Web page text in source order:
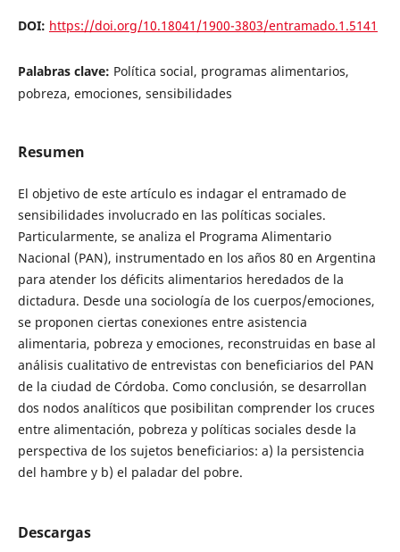
DOI: https://doi.org/10.18041/1900-3803/entramado.1.5141
Palabras clave: Política social, programas alimentarios,
pobreza, emociones, sensibilidades
Resumen
El objetivo de este artículo es indagar el entramado de
sensibilidades involucrado en las políticas sociales.
Particularmente, se analiza el Programa Alimentario
Nacional (PAN), instrumentado en los años 80 en Argentina
para atender los déficits alimentarios heredados de la
dictadura. Desde una sociología de los cuerpos/emociones,
se proponen ciertas conexiones entre asistencia
alimentaria, pobreza y emociones, reconstruidas en base al
análisis cualitativo de entrevistas con beneficiarios del PAN
de la ciudad de Córdoba. Como conclusión, se desarrollan
dos nodos analíticos que posibilitan comprender los cruces
entre alimentación, pobreza y políticas sociales desde la
perspectiva de los sujetos beneficiarios: a) la persistencia
del hambre y b) el paladar del pobre.
Descargas